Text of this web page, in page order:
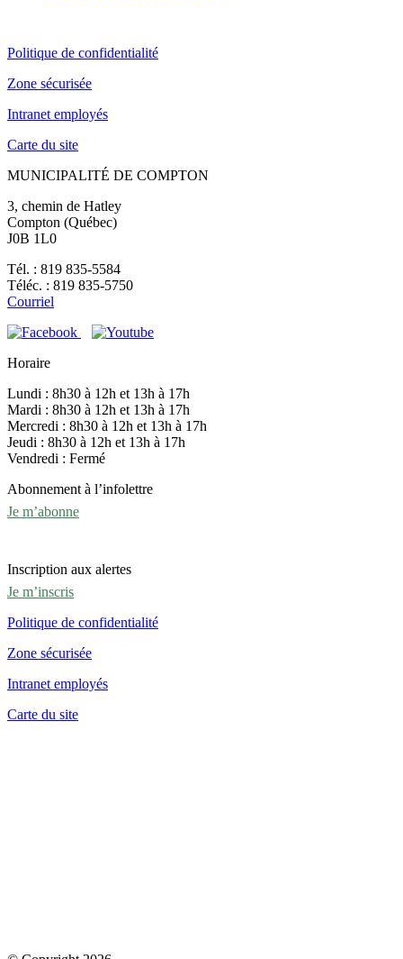
Politique de confidentialité
Zone sécurisée
Intranet employés
Carte du site
MUNICIPALITÉ DE COMPTON
3, chemin de Hatley
Compton (Québec)
J0B 1L0
Tél. : 819 835-5584
Téléc. : 819 835-5750
Courriel
Horaire
Lundi : 8h30 à 12h et 13h à 17h
Mardi : 8h30 à 12h et 13h à 17h
Mercredi : 8h30 à 12h et 13h à 17h
Jeudi : 8h30 à 12h et 13h à 17h
Vendredi : Fermé
Abonnement à l’infolettre
Je m’abonne
Inscription aux alertes
Je m’inscris
Politique de confidentialité
Zone sécurisée
Intranet employés
Carte du site